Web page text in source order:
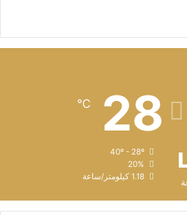
28
℃
20%
1.18 كيلومتر/ساعة